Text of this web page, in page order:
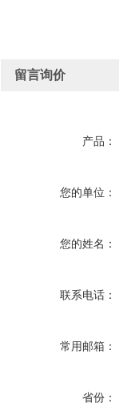
留言询价
产品：
您的单位：
您的姓名：
联系电话：
常用邮箱：
省份：